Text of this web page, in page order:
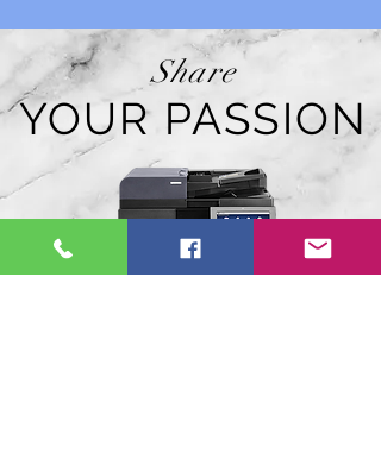
SALE AND
LEASING
Share
YOUR PASSION